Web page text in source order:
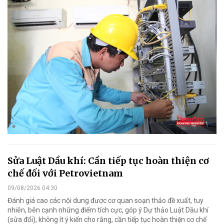
Sửa Luật Dầu khí: Cần tiếp tục hoàn thiện cơ
chế đối với Petrovietnam
09/08/2026 04:30
Đánh giá cao các nội dung được cơ quan soạn thảo đề xuất, tuy
nhiên, bên cạnh những điểm tích cực, góp ý Dự thảo Luật Dầu khí
(sửa đổi), không ít ý kiến cho rằng, cần tiếp tục hoàn thiện cơ chế